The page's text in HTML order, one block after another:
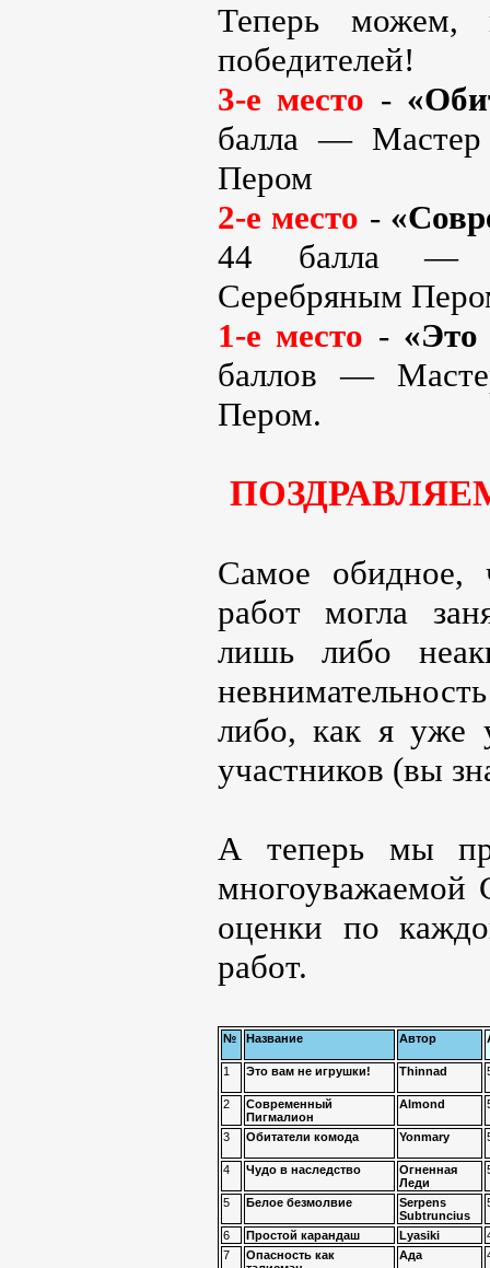
Теперь можем,
победителей!
3-е место -
балла — Мастер
Пером
2-е место -
44 балла —
Серебряным
1-е место -
баллов —
Пером.
Самое обидное,
работ могла
лишь либо
либо, как я уже
участников (вы
А теперь мы
многоуважаемой
оценки по
работ.
№ Название Автор
1 Это вам не игрушки! Thinnad
2
Современный
Пигмалион
Almond
3 Обитатели комода Yonmary
4 Чудо в наследство
Огненная
Леди
5 Белое безмолвие
Serpens
Subtruncius
6 Простой карандаш Lyasiki
7
Опасность как
Ада